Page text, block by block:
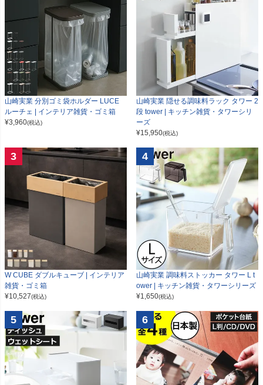
山崎実業 分別ゴミ袋ホルダー LUCE
ルーチェ | インテリア雑貨・ゴミ箱
¥3,960(税込)
山崎実業 隠せる調味料ラック タワー 2
段 tower | キッチン雑貨・タワーシリ
ーズ
¥15,950(税込)
3
W CUBE ダブルキューブ | インテリア
雑貨・ゴミ箱
¥10,527(税込)
4
山崎実業 調味料ストッカー タワー L t
ower | キッチン雑貨・タワーシリーズ
¥1,650(税込)
5 6